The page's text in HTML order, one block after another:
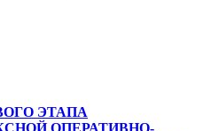
ЭТАПА
ОПЕРАТИВНО-